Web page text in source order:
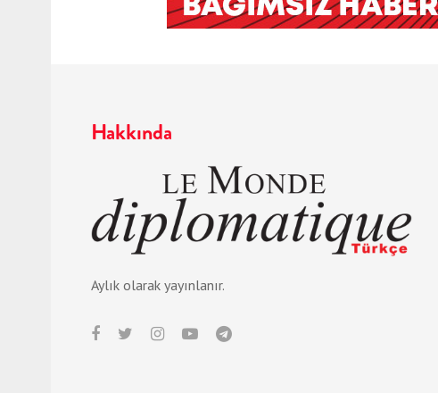
Hakkında
Aylık olarak yayınlanır.